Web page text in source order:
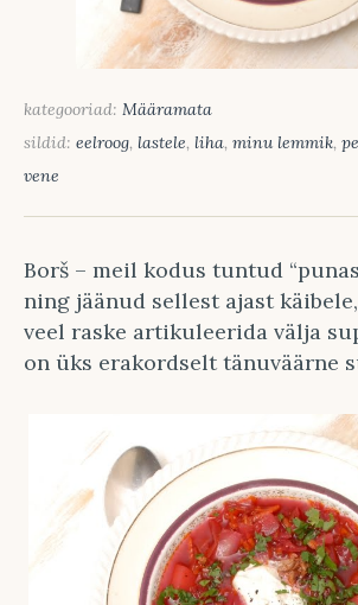
kategooriad: Määramata
sildid: eelroog, lastele, liha, minu lemmik,
vene
Borš – meil kodus tuntud
ning jäänud sellest ajast
veel raske artikuleerida välja
on üks erakordselt tänuväärne